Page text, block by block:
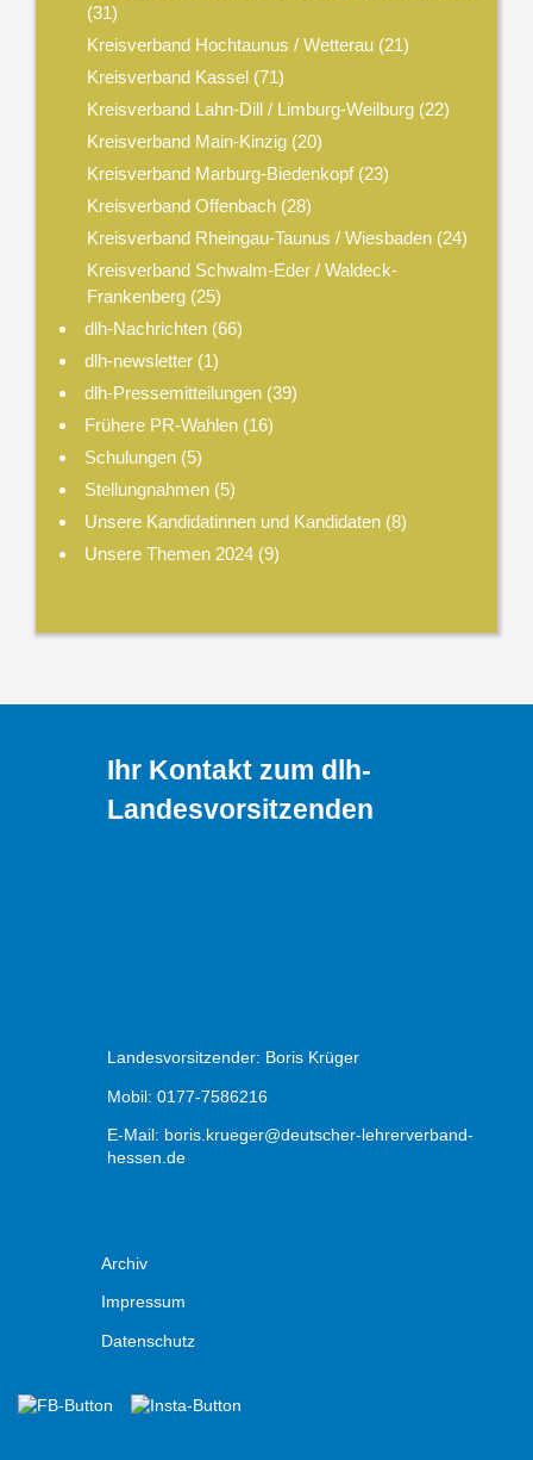
(31)
Kreisverband Hochtaunus / Wetterau(21)
Kreisverband Kassel(71)
Kreisverband Lahn-Dill / Limburg-Weilburg(22)
Kreisverband Main-Kinzig(20)
Kreisverband Marburg-Biedenkopf(23)
Kreisverband Offenbach(28)
Kreisverband Rheingau-Taunus / Wiesbaden(24)
Kreisverband Schwalm-Eder / Waldeck-
Frankenberg(25)
dlh-Nachrichten (66)
dlh-newsletter (1)
dlh-Pressemitteilungen (39)
Frühere PR-Wahlen (16)
Schulungen (5)
Stellungnahmen (5)
Unsere Kandidatinnen und Kandidaten (8)
Unsere Themen 2024 (9)
Ihr Kontakt zum dlh-
Landesvorsitzenden
Landesvorsitzender: Boris Krüger
Mobil: 0177-7586216
E-Mail: boris.krueger@deutscher-lehrerverband-
hessen.de
Archiv
Impressum
Datenschutz